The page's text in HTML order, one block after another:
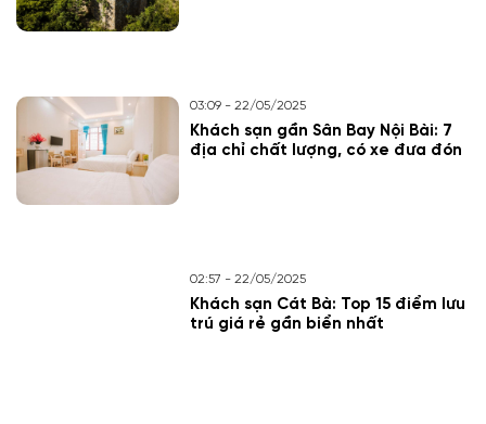
03:09 - 22/05/2025
Khách sạn gần Sân Bay Nội Bài: 7
địa chỉ chất lượng, có xe đưa đón
02:57 - 22/05/2025
Khách sạn Cát Bà: Top 15 điểm lưu
trú giá rẻ gần biển nhất